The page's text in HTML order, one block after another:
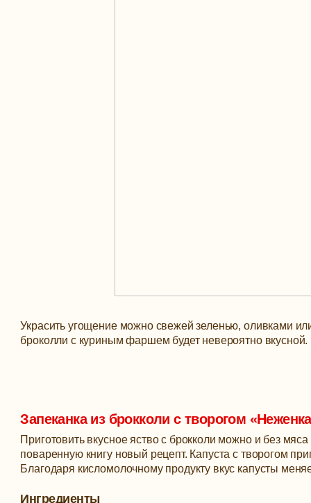
Украсить угощение можно свежей зеленью, оливками
броколли с куриным фаршем будет невероятно вкусной.
Запеканка из брокколи с творогом
Приготовить вкусное яство с брокколи можно и без
поваренную книгу новый рецепт. Капуста с творогом
Благодаря кисломолочному продукту вкус капусты
Ингредиенты